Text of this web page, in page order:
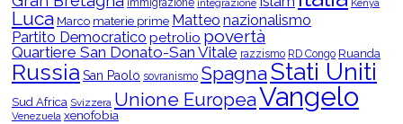
o
r
i
e
immigrazione integrazione Kenya
Luca Marco materie prime Matteo nazionalismo
Partito Democratico petrolio povertà
Quartiere San Donato-San Vitale razzismo RD Congo Ruanda
Russia San Paolo sovranismo SpagnaStati Uniti
Sud Africa Svizzera Unione EuropeaVangelo
Venezuela xenofobia